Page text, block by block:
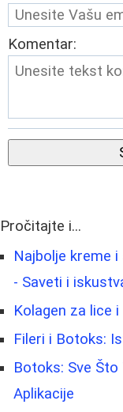
Komentar:
Pročitajte i...
Najbolje kreme
- Saveti i
Kolagen za lice
Fileri i Botoks:
Botoks: Sve
Aplikacije